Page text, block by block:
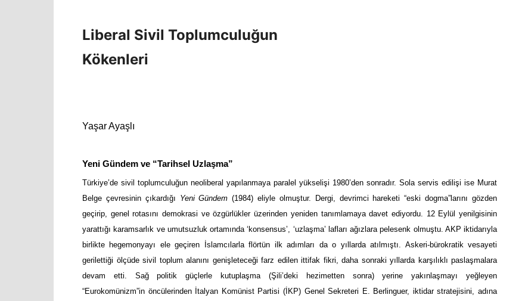
Liberal Sivil Toplumculuğun
Kökenleri
Yaşar Ayaşlı
Yeni Gündem ve “Tarihsel Uzlaşma”
Türkiye’de sivil toplumculuğun neoliberal yapılanmaya paralel yükselişi 1980’den sonradır. Sola servis edilişi ise Murat
Belge çevresinin çıkardığı Yeni Gündem (1984) eliyle olmuştur. Dergi, devrimci hareketi “eski dogma”larını gözden
geçirip, genel rotasını demokrasi ve özgürlükler üzerinden yeniden tanımlamaya davet ediyordu. 12 Eylül yenilgisinin
yarattığı karamsarlık ve umutsuzluk ortamında ‘konsensus’, ‘uzlaşma’ lafları ağızlara pelesenk olmuştu. AKP iktidarıyla
birlikte hegemonyayı ele geçiren İslamcılarla flörtün ilk adımları da o yıllarda atılmıştı. Askeri-bürokratik vesayeti
gerilettiği ölçüde sivil toplum alanını genişleteceği farz edilen ittifak fikri, daha sonraki yıllarda karşılıklı paslaşmalara
devam etti. Sağ politik güçlerle kutuplaşma (Şili’deki hezimetten sonra) yerine yakınlaşmayı yeğleyen
“Eurokomünizm”in öncülerinden İtalyan Komünist Partisi (İKP) Genel Sekreteri E. Berlinguer, iktidar stratejisini, adına